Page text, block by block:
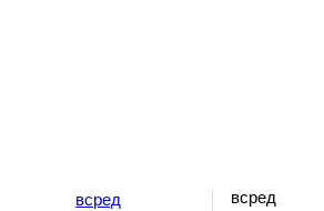
всред
всред